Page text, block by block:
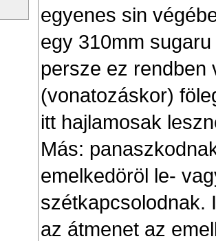
egyenes sin
egy 310mm
persze ez rendben
(vonatozáskor)
itt hajlamosak
Más:
emelkedöröl le-
szétkapcsolodnak.
az átmenet az